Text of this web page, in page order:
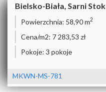
Bielsko-Biała, Sarni Stok
Powierzchnia: 58,90 m2
Cena/m2: 7 283,53 zł
Pokoje: 3 pokoje
MKWN-MS-781